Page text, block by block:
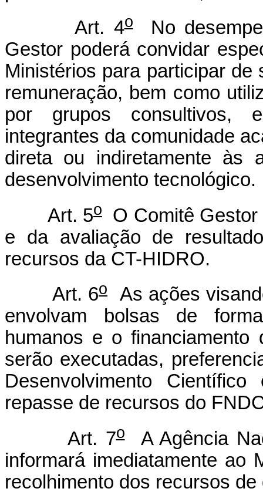
Art. 4oNo
Gestor poderá convidar
Ministérios para participar
remuneração, bem como
por grupos consultivos,
integrantes da comunidade
direta ou indiretamente às
desenvolvimento tecnológico.
Art. 5oO Comitê Gestor
e da avaliação de
recursos da CT-HIDRO.
Art. 6o
As ações
envolvam bolsas de
humanos e o
serão executadas,
Desenvolvimento
repasse de recursos do
Art. 7oA Agência
informará imediatamente ao
recolhimento dos recursos